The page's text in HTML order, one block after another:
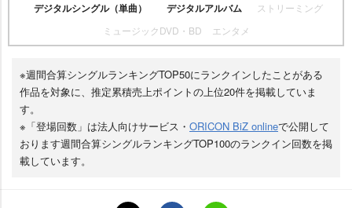
デジタルシングル（単曲）
デジタルアルバム
ストリーミング
ミュージックDVD・BD
エンタメ
※週間合算シングルランキングTOP50にランクインしたことがある
作品を対象に、推定累積売上ポイントの上位20件を掲載していま
す。
※「登場回数」は法人向けサービス・ ORICON BiZ onlineで公開して
おります週間合算シングルランキングTOP100のランクイン回数を掲
載しています。